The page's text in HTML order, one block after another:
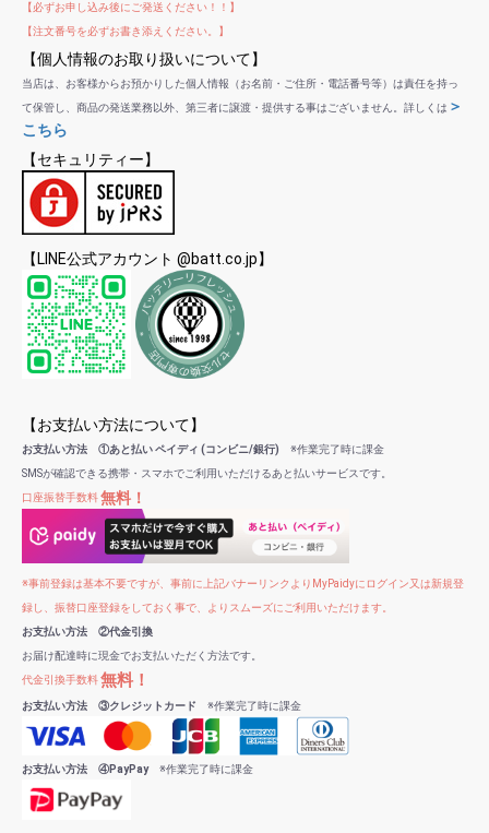
【必ずお申し込み後にご発送ください！！】
【注文番号を必ずお書き添えください。】
【個人情報のお取り扱いについて】
当店は、お客様からお預かりした個人情報（お名前・ご住所・電話番号等）は責任を持っ
て保管し、商品の発送業務以外、第三者に譲渡・提供する事はございません。詳しくは ＞
こちら
【セキュリティー】
【LINE公式アカウント @batt.co.jp】
【お支払い方法について】
お支払い方法 ①あと払い ペイディ (コンビニ/銀行) ※作業完了時に課金
SMSが確認できる携帯・スマホでご利用いただけるあと払いサービスです。
口座振替手数料無料！
※事前登録は基本不要ですが、事前に上記バナーリンクよりMyPaidyにログイン又は新規登
録し、振替口座登録をしておく事で、よりスムーズにご利用いただけます。
お支払い方法 ②代金引換
お届け配達時に現金でお支払いただく方法です。
代金引換手数料無料！
お支払い方法 ③クレジットカード ※作業完了時に課金
お支払い方法 ④PayPay※作業完了時に課金